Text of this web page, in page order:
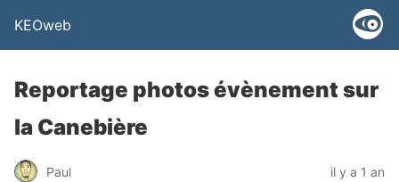
KEOweb
Reportage photos évènement sur
la Canebière
Paul il y a 1 an